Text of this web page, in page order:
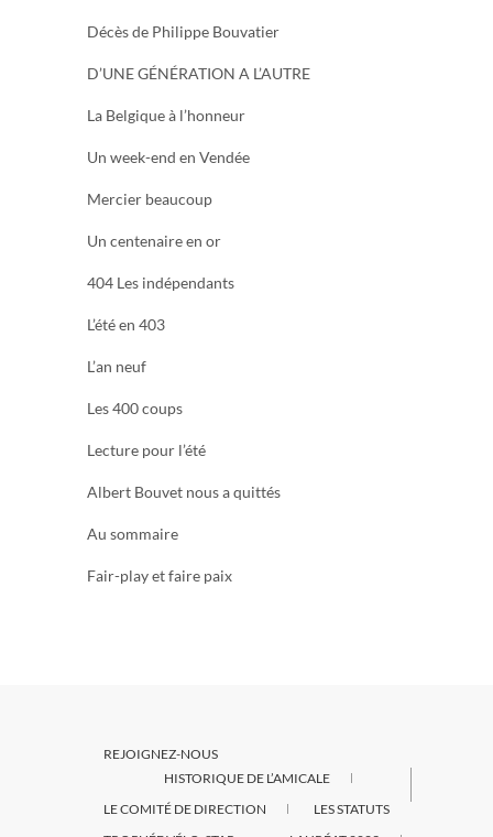
Décès de Philippe Bouvatier
D’UNE GÉNÉRATION A L’AUTRE
La Belgique à l’honneur
Un week-end en Vendée
Mercier beaucoup
Un centenaire en or
404 Les indépendants
L’été en 403
L’an neuf
Les 400 coups
Lecture pour l’été
Albert Bouvet nous a quittés
Au sommaire
Fair-play et faire paix
REJOIGNEZ-NOUS
HISTORIQUE DE L’AMICALE
LE COMITÉ DE DIRECTION
LES STATUTS